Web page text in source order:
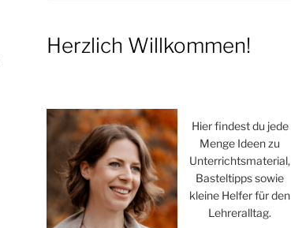
Herzlich Willkommen!
Hier findest du jede
Menge Ideen zu
Unterrichtsmaterial,
Basteltipps sowie
kleine Helfer für den
Lehreralltag.